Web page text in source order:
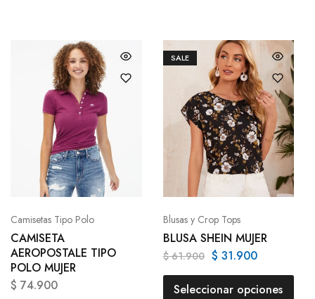
Camisetas Tipo Polo
CAMISETA
AEROPOSTALE TIPO
POLO MUJER
$ 74.900
SALE
Blusas y Crop Tops
BLUSA SHEIN MUJER
$61.900 $ 31.900
Seleccionar opciones